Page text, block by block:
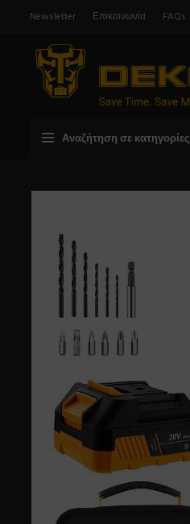
Newsletter Επικοινωνία FAQs
Αναζήτηση σε κατηγορίες